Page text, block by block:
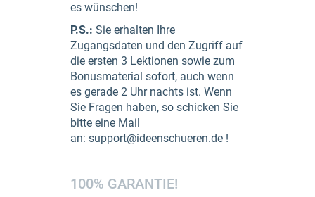
es wünschen!
P.S.: Sie erhalten Ihre
Zugangsdaten und den Zugriff auf
die ersten 3 Lektionen sowie zum
Bonusmaterial sofort, auch wenn
es gerade 2 Uhr nachts ist. Wenn
Sie Fragen haben, so schicken Sie
bitte eine Mail
an: support@ideenschueren.de !
100% GARANTIE!